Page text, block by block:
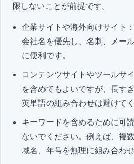
限しないことが前提です。
企業サイトや海外向けサイト
会社名を優先し、名刺、メー
に便利です。
コンテンツサイトやツールサ
を含めてもよいですが、長す
英単語の組み合わせは避けてく
キーワードを含めるために可
ないでください。例えば、複
域名、年号を無理に組み合わせ